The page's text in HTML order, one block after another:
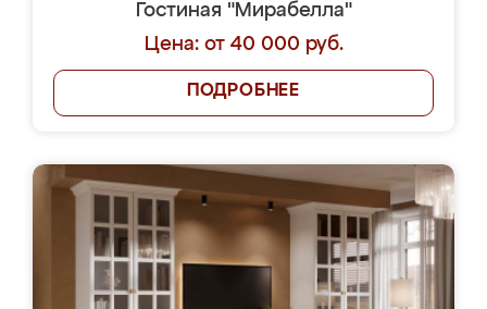
Гостиная "Мирабелла"
Цена: от 40 000 руб.
ПОДРОБНЕЕ